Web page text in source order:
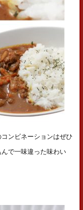
ンビネーションはぜひ
で一味違った味わい